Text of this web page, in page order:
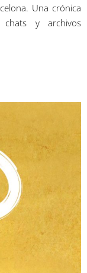
Una crónica
chats y archivos